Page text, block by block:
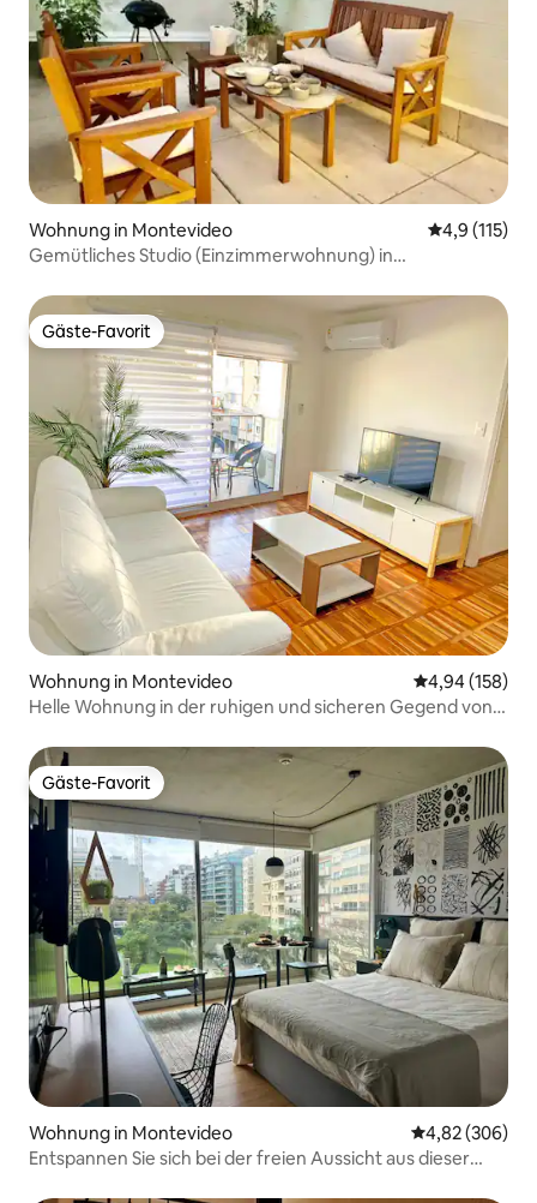
Wohnung in Montevideo
4,9 (115)
Gemütliches Studio (Einzimmerwohnung) in
Gäste-Favorit
Gäste-Favorit
Wohnung in Montevideo
4,94 (158)
Helle Wohnung in der ruhigen und sicheren Gegend von
Gäste-Favorit
Gäste-Favorit
Wohnung in Montevideo
4,82 (306)
Entspannen Sie sich bei der freien Aussicht aus dieser